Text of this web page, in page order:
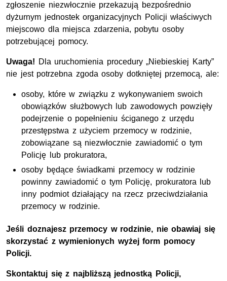
zgłoszenie niezwłocznie przekazują bezpośrednio
dyżurnym jednostek organizacyjnych Policji właściwych
miejscowo dla miejsca zdarzenia, pobytu osoby
potrzebującej pomocy.
Uwaga! Dla uruchomienia procedury „Niebieskiej Karty”
nie jest potrzebna zgoda osoby dotkniętej przemocą, ale:
osoby, które w związku z wykonywaniem swoich
obowiązków służbowych lub zawodowych powzięły
podejrzenie o popełnieniu ściganego z urzędu
przestępstwa z użyciem przemocy w rodzinie,
zobowiązane są niezwłocznie zawiadomić o tym
Policję lub prokuratora,
osoby będące świadkami przemocy w rodzinie
powinny zawiadomić o tym Policję, prokuratora lub
inny podmiot działający na rzecz przeciwdziałania
przemocy w rodzinie.
Jeśli doznajesz przemocy w rodzinie, nie obawiaj się
skorzystać z wymienionych wyżej form pomocy
Policji.
Skontaktuj się z najbliższą jednostką Policji,